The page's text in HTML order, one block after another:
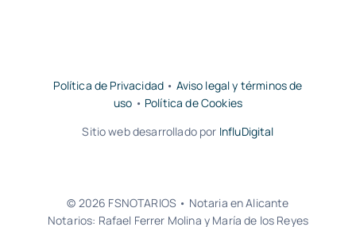
Política de Privacidad • Aviso legal y términos de
uso • Política de Cookies
Sitio web desarrollado por InfluDigital
© 2026 FSNOTARIOS • Notaria en Alicante
Notarios: Rafael Ferrer Molina y María de los Reyes